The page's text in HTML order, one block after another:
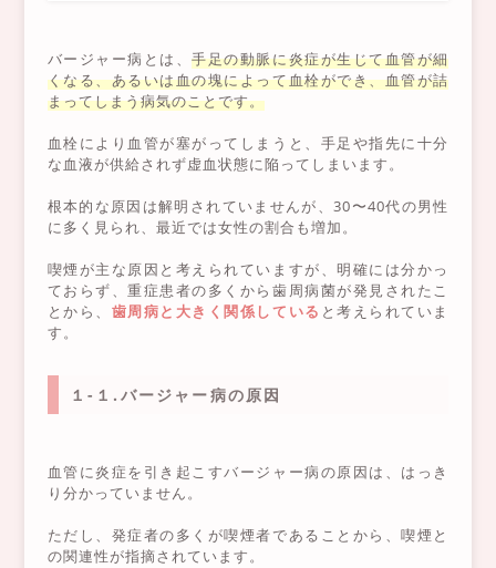
バージャー病とは、手足の動脈に炎症が生じて血管が細
くなる、あるいは血の塊によって血栓ができ、血管が詰
まってしまう病気のことです。
血栓により血管が塞がってしまうと、手足や指先に十分
な血液が供給されず虚血状態に陥ってしまいます。
根本的な原因は解明されていませんが、30〜40代の男性
に多く見られ、最近では女性の割合も増加。
喫煙が主な原因と考えられていますが、明確には分かっ
ておらず、重症患者の多くから歯周病菌が発見されたこ
とから、 歯周病と大きく関係している と考えられていま
す。
１-１.バージャー病の原因
血管に炎症を引き起こすバージャー病の原因は、はっき
り分かっていません。
ただし、発症者の多くが喫煙者であることから、喫煙と
の関連性が指摘されています。